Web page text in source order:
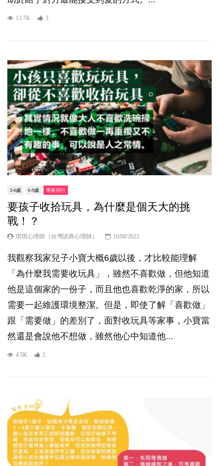
13.7K 3
3-6歲 6-9歲 專家同行
要孩子收拾玩具，為什麼是個天大的挑
戰！？
琪琪心理師（台灣諮商心理師） 10/08/2022
我觀察我家兒子小寶大概6歲以後，才比較能理解
「為什麼我需要收玩具」，雖然不喜歡做，但他知道
他是這個家的一份子，而且他也喜歡乾淨的家，所以
需要一起維護環境整潔。但是，即使了解「喜歡做」
跟「需要做」的差別了，面對收玩具等家事，小寶當
然還是會說他不想做，雖然他心中知道他...
4.5K 2